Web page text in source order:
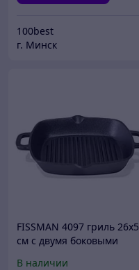
100best
г. Минск
FISSMAN 4097 гриль 26x5
см с двумя боковыми
В наличии